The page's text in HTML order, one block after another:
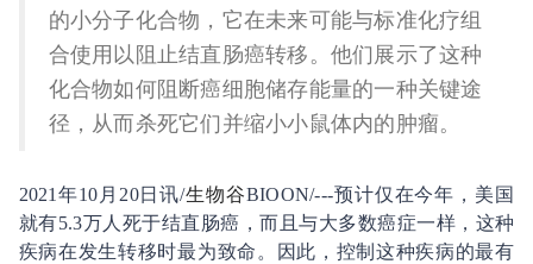
的小分子化合物，它在未来可能与标准化疗组
合使用以阻止结直肠癌转移。他们展示了这种
化合物如何阻断癌细胞储存能量的一种关键途
径，从而杀死它们并缩小小鼠体内的肿瘤。
2021年10月20日讯/生物谷BIOON/---预计仅在今年，美国
就有5.3万人死于结直肠癌，而且与大多数癌症一样，这种
疾病在发生转移时最为致命。因此，控制这种疾病的最有